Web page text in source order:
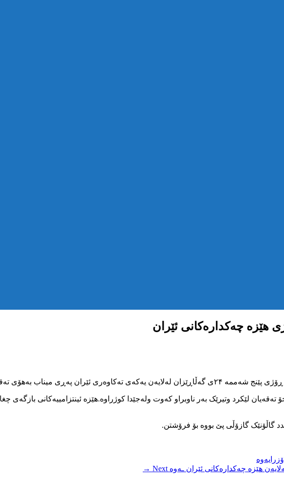
هێزە چەکدارەکانی ئێران
بەهۆی تەقەی ڕاستەوخۆ کوژرا.
لێکرد وتیرێک بەر ناوبراو کەوت ولەجێدا کوژراوە.هێزە ئینتزامییەکانی بازگەی
گاڵۆنێک گازۆڵی پێ بووە بۆ فرۆشتن.
هێزە چەکدارەکانی ئێران ـەوە Next →